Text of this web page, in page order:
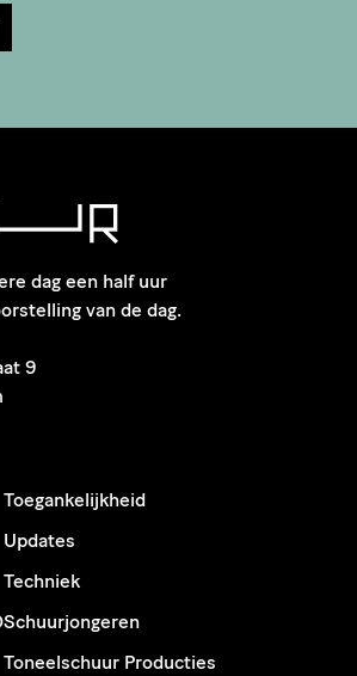
dag een half uur
van de dag.
9
Toegankelijkheid
Updates
Techniek
Schuurjongeren
Toneelschuur Producties